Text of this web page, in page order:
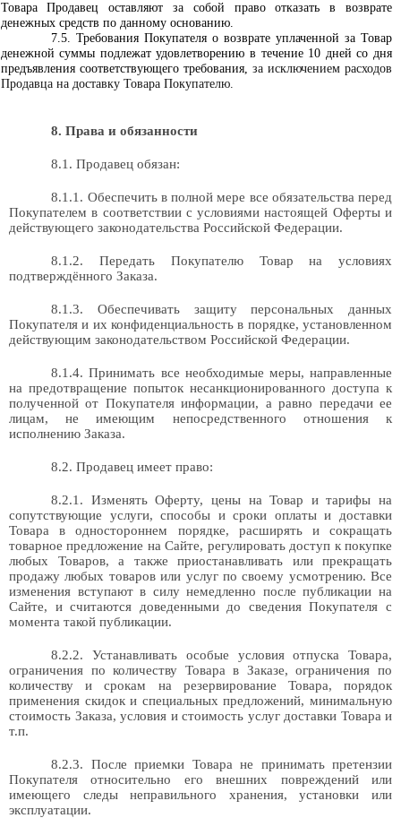
Товара Продавец оставляют за собой право отказать в возврате
денежных средств по данному основанию.
7.5. Требования Покупателя о возврате уплаченной за Товар
денежной суммы подлежат удовлетворению в течение 10 дней со дня
предъявления соответствующего требования, за исключением расходов
Продавца на доставку Товара Покупателю.
8. Права и обязанности
8.1. Продавец обязан:
8.1.1. Обеспечить в полной мере все обязательства перед
Покупателем в соответствии с условиями настоящей Оферты и
действующего законодательства Российской Федерации.
8.1.2. Передать Покупателю Товар на условиях
подтверждённого Заказа.
8.1.3. Обеспечивать защиту персональных данных
Покупателя и их конфиденциальность в порядке, установленном
действующим законодательством Российской Федерации.
8.1.4. Принимать все необходимые меры, направленные
на предотвращение попыток несанкционированного доступа к
полученной от Покупателя информации, а равно передачи ее
лицам, не имеющим непосредственного отношения к
исполнению Заказа.
8.2. Продавец имеет право:
8.2.1. Изменять Оферту, цены на Товар и тарифы на
сопутствующие услуги, способы и сроки оплаты и доставки
Товара в одностороннем порядке, расширять и сокращать
товарное предложение на Сайте, регулировать доступ к покупке
любых Товаров, а также приостанавливать или прекращать
продажу любых товаров или услуг по своему усмотрению. Все
изменения вступают в силу немедленно после публикации на
Сайте, и считаются доведенными до сведения Покупателя с
момента такой публикации.
8.2.2. Устанавливать особые условия отпуска Товара,
ограничения по количеству Товара в Заказе, ограничения по
количеству и срокам на резервирование Товара, порядок
применения скидок и специальных предложений, минимальную
стоимость Заказа, условия и стоимость услуг доставки Товара и
т.п.
8.2.3. После приемки Товара не принимать претензии
Покупателя относительно его внешних повреждений или
имеющего следы неправильного хранения, установки или
эксплуатации.